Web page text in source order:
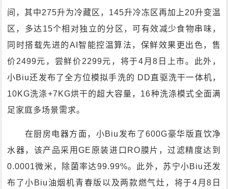
间，其中275升为冷藏区，145升冷冻区再加上20升变温
区，多达15个相对独立的分区，可有效减少食物串味，
同时搭载先进的AI智能控温算法，保鲜效果更出色，售
价2499元，尝鲜价2299元，将于4月8日上市。此外，
小Biu还发布了全方位模拟手洗的 DD直驱洗干一体机，
10KG洗涤+7KG烘干的超大容量，16种洗涤模式全面满
足家庭多场景需求。
在厨房电器方面，小Biu发布了600G豪华版直饮净
水器，该产品采用GE原装进口RO膜片，过滤精度达到
0.0001微米，除菌率达99.99%。此外，苏宁小Biu还发
布了小Biu油烟机青春版以及两款燃气灶，将于4月8日